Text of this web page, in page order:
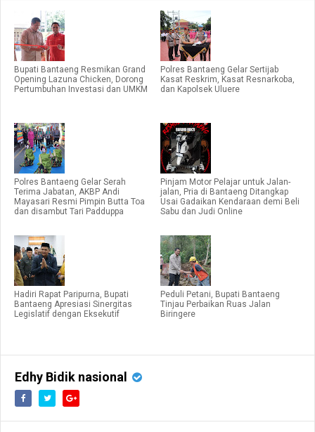
Bupati Bantaeng Resmikan Grand
Opening Lazuna Chicken, Dorong
Pertumbuhan Investasi dan UMKM
Polres Bantaeng Gelar Sertijab
Kasat Reskrim, Kasat Resnarkoba,
dan Kapolsek Uluere
Polres Bantaeng Gelar Serah
Terima Jabatan, AKBP Andi
Mayasari Resmi Pimpin Butta Toa
dan disambut Tari Padduppa
Pinjam Motor Pelajar untuk Jalan-
jalan, Pria di Bantaeng Ditangkap
Usai Gadaikan Kendaraan demi Beli
Sabu dan Judi Online
Hadiri Rapat Paripurna, Bupati
Bantaeng Apresiasi Sinergitas
Legislatif dengan Eksekutif
Peduli Petani, Bupati Bantaeng
Tinjau Perbaikan Ruas Jalan
Biringere
Edhy Bidik nasional